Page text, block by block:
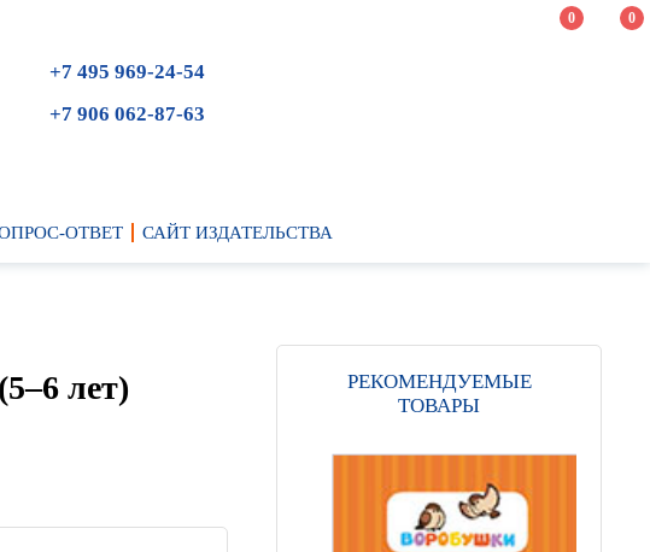
0 0
+7 495 969-24-54
+7 906 062-87-63
ОТВЕТ САЙТ ИЗДАТЕЛЬСТВА
лет)
РЕКОМЕНДУЕМЫЕ
ТОВАРЫ